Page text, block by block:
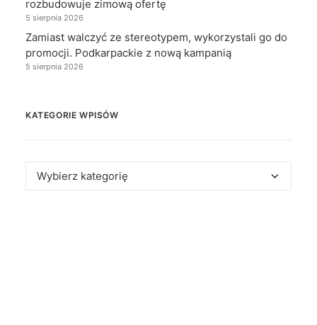
rozbudowuje zimową ofertę
5 sierpnia 2026
Zamiast walczyć ze stereotypem, wykorzystali go do
promocji. Podkarpackie z nową kampanią
5 sierpnia 2026
KATEGORIE WPISÓW
Kategorie